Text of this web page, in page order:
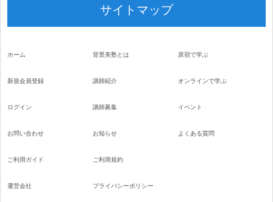
サイトマップ
ホーム
新規会員登録
ログイン
お問い合わせ
背景美塾とは
講師紹介
講師募集
お知らせ
原宿で学ぶ
オンラインで学ぶ
イベント
よくある質問
ご利用ガイド
運営会社
ご利用規約
プライバシーポリシー